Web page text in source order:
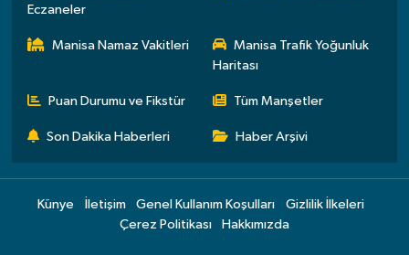
Eczaneler
Manisa Namaz Vakitleri
Manisa Trafik Yoğunluk
Haritası
Puan Durumu ve Fikstür Tüm Manşetler
Son Dakika Haberleri Haber Arşivi
Künye İletişim Genel Kullanım Koşulları
Gizlilik İlkeleri
Çerez Politikası
Hakkımızda